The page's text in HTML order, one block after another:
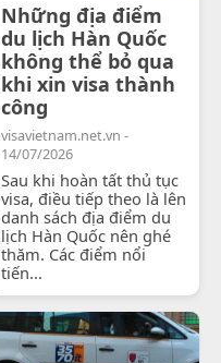
Những địa điểm
du lịch Hàn Quốc
không thể bỏ qua
khi xin visa thành
công
visavietnam.net.vn -
14/07/2026
Sau khi hoàn tất thủ tục
visa, điều tiếp theo là lên
danh sách địa điểm du
lịch Hàn Quốc nên ghé
thăm. Các điểm nổi
tiến...